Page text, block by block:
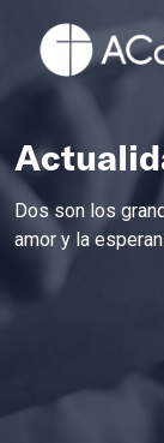
Dos son los
amor y la